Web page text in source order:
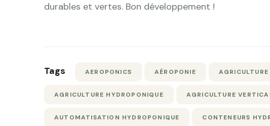
durables et vertes. Bon développement !
Tags AEROPONICS AÉROPONIE
AGRICULTURE HYDROPONIQUE AGRICULTURE
AUTOMATISATION HYDROPONIQUE CONTENEURS